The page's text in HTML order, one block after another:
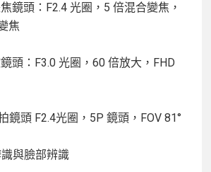
鏡頭：F2.4 光圈，5 倍混合變焦，
焦
頭：F3.0 光圈，60 倍放大，FHD
鏡頭 F2.4光圈，5P 鏡頭，FOV 81°
與臉部辨識